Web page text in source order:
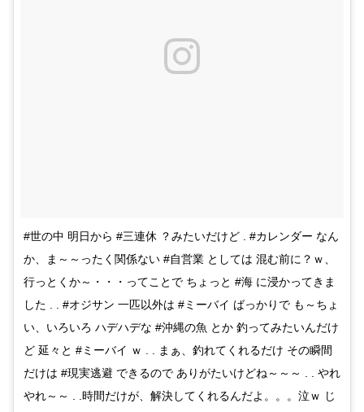
#世の中 明日から #三連休 ？みたいだけど . #カレンダー なん
か、ま～～ったく関係ない #自営業 としては 混む前に？ｗ、
行っとくか～・・・ってことで ちょっと #海 に浸かってきま
した . . #オジサン 一匹以外は #ミーバイ ばっかりで も～ちょ
い、いろいろ ハデハデな #沖縄の魚 とか 釣ってみたいんだけ
ど 延々と #ミーバイ ｗ . . まぁ、釣れてくれるだけ その瞬間
だけは #現実逃避 できるので ありがたいけどね～～～ . . やれ
やれ～～ . .時間だけが、解決してくれるんだよ。。。泣ｗ じ